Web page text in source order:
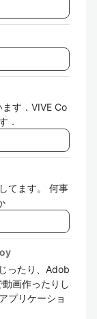
す．VIVE Co
．
てます。 何事
ったり、Adob
画作ったりし
プリケーショ